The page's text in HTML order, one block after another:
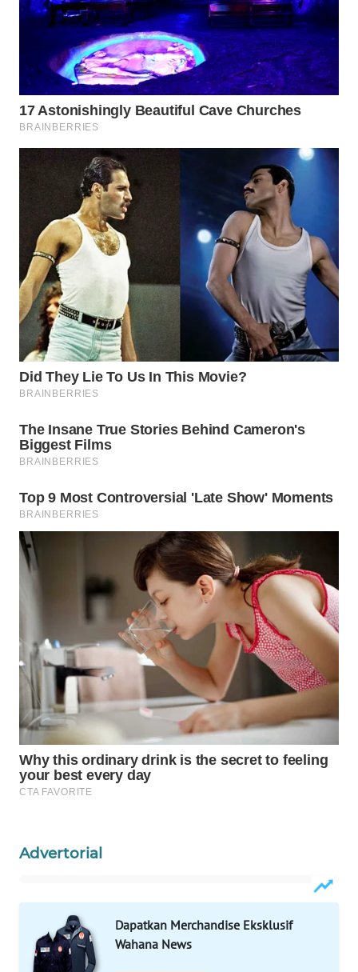
Advertorial
Dapatkan Merchandise Eksklusif
Wahana News
WN
PRIANGAN
TIMUR
WN
SEMARANG
WN
BOROBUDUR
WN
MADURA
WN
SURABAYA
WN
NATUNA
WN
BINTAN
WN
MANDALIKA
LABUANBAJO
BORNEO
Media
Group
WAHANA
WAHANA
ADVOKAT